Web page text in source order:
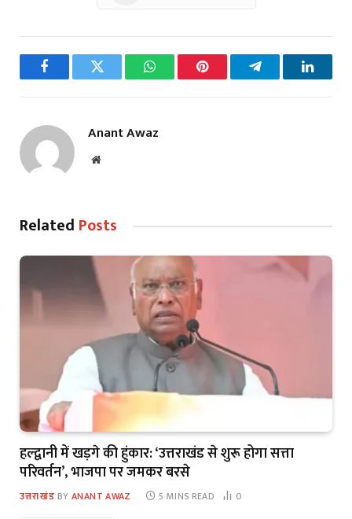
FacebookTwitter WhatsAppPinterest Telegram
Anant Awaz
Website
Related Posts
हल्द्वानी में खड़गे की हुंकार: ‘उत्तराखंड से शुरू होगा सत्ता
परिवर्तन’, भाजपा पर जमकर बरसे
उत्तराखंड BY ANANT AWAZ 5 MINS READ 0